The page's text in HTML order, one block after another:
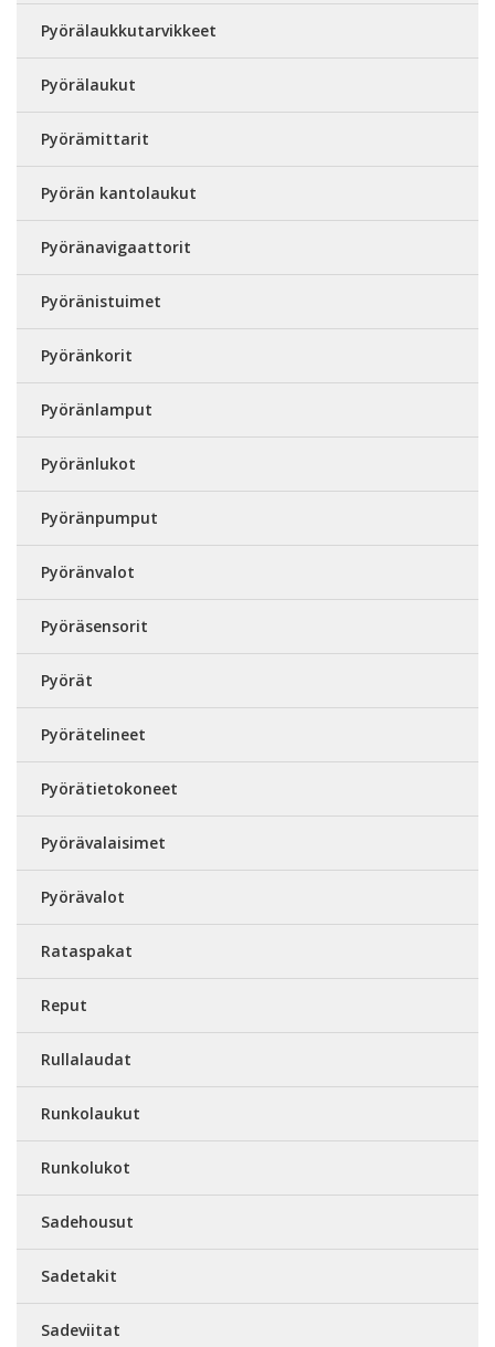
Pyörälaukkutarvikkeet
Pyörälaukut
Pyörämittarit
Pyörän kantolaukut
Pyöränavigaattorit
Pyöränistuimet
Pyöränkorit
Pyöränlamput
Pyöränlukot
Pyöränpumput
Pyöränvalot
Pyöräsensorit
Pyörät
Pyörätelineet
Pyörätietokoneet
Pyörävalaisimet
Pyörävalot
Rataspakat
Reput
Rullalaudat
Runkolaukut
Runkolukot
Sadehousut
Sadetakit
Sadeviitat